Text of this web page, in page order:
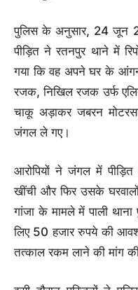
पुलिस के अनुसार, 24 जून
पीड़ित ने रतनपुर थाने में
गया कि वह अपने घर के
रजक, निखिल रजक उर्फ
चाकू अड़ाकर जबरन
जंगल ले गए।
आरोपियों ने जंगल में
खींची और फिर उसके
गांजा के मामले में पाली
लिए 50 हजार रुपये की
तत्काल रकम लाने की मांग